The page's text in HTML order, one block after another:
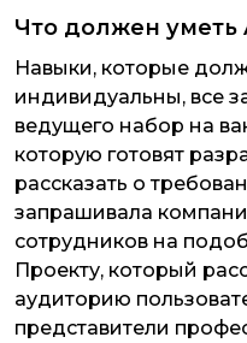
Что должен уметь
Навыки, которые
индивидуальны, все
ведущего набор на
которую готовят
рассказать о
запрашивала
сотрудников на
Проекту, который
аудиторию
представители